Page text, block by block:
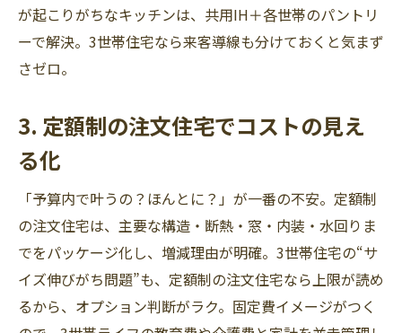
が起こりがちなキッチンは、共用IH＋各世帯のパントリ
ーで解決。3世帯住宅なら来客導線も分けておくと気まず
さゼロ。
3. 定額制の注文住宅でコストの見え
る化
「予算内で叶うの？ほんとに？」が一番の不安。定額制
の注文住宅は、主要な構造・断熱・窓・内装・水回りま
でをパッケージ化し、増減理由が明確。3世帯住宅の“サ
イズ伸びがち問題”も、定額制の注文住宅なら上限が読め
るから、オプション判断がラク。固定費イメージがつく